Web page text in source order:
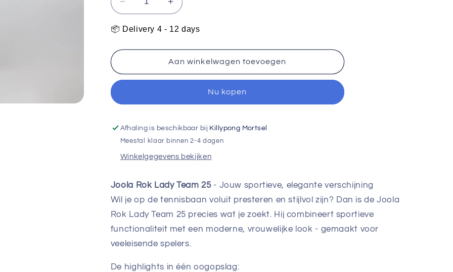
Aantal
verlagen
voor
Skirt
25
Aantal
verhogen
voor
Skirt
Essential
25
📦 Delivery 4 - 12 days
Aan winkelwagen toevoegen
Nu kopen
Afhaling is beschikbaar bij Killypong Mortsel
Meestal klaar binnen 2-4 dagen
Winkelgegevens bekijken
Joola Rok Lady Team 25- Jouw sportieve, elegante verschijning
Wil je op de tennisbaan voluit presteren en stijlvol zijn? Dan is de Joola
Rok Lady Team 25 precies wat je zoekt. Hij combineert sportieve
functionaliteit met een moderne, vrouwelijke look - gemaakt voor
veeleisende spelers.
De highlights in één oogopslag: